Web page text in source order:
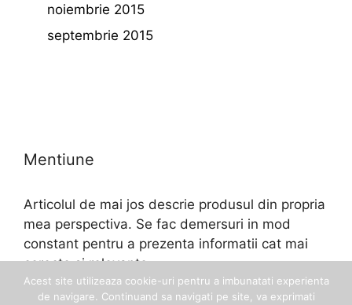
noiembrie 2015
septembrie 2015
Mentiune
Articolul de mai jos descrie produsul din propria
mea perspectiva. Se fac demersuri in mod
constant pentru a prezenta informatii cat mai
corecte si relevante.
Acest site utilizeaza cookie-uri pentru a imbunatati experienta
de navigare. Continuand sa navigati pe site, va exprimati